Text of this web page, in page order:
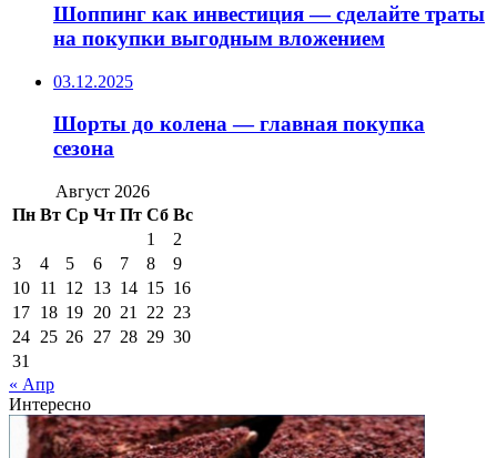
Шоппинг как инвестиция — сделайте траты
на покупки выгодным вложением
03.12.2025
Шорты до колена — главная покупка
сезона
Август 2026
Пн Вт Ср Чт Пт Сб Вс
1
2
3
4 5 6 7 8
9
10 11 12 13 14 15 16
17 18 19 20 21 22 23
24 25 26 27 28 29 30
31
« Апр
Интересно